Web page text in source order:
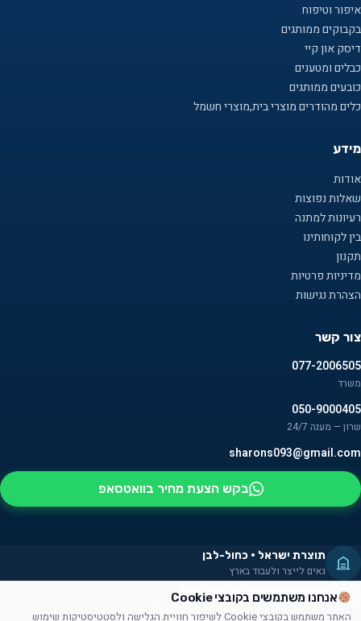
איפור וטיפוח
בקבוקים ממותגים
דיסק און קיי
כבלים ומטענים
כובעים ממותגים
כלים מהודרים מוצרי בית,מוצרי חשמל
מידע
אודות
שאלות נפוצות
רעיונות למתנה
בין לקוחותינו
תקנון
מדיניות פרטיות
הצהרת נגישות
צור קשר
077-2006505
משרד
050-9000405
שרון — מענה 24/7
sharons093@gmail.com
בקש הצעת מחיר בוואטסאפ
תוצרת ישראל · כחול-לבן
גאים לייצר ולעבוד בארץ
מעסיקים אנשים עם מוגבלויות
חלק מהמוצרים מורכבים על ידם — שילוב אמיתי בקהילה
אנחנו משתמשים בקובצי Cookie
האתר משתמש בקובצי Cookie לשיפור חוויית הגלישה ולסטטיסטיקות שימוש